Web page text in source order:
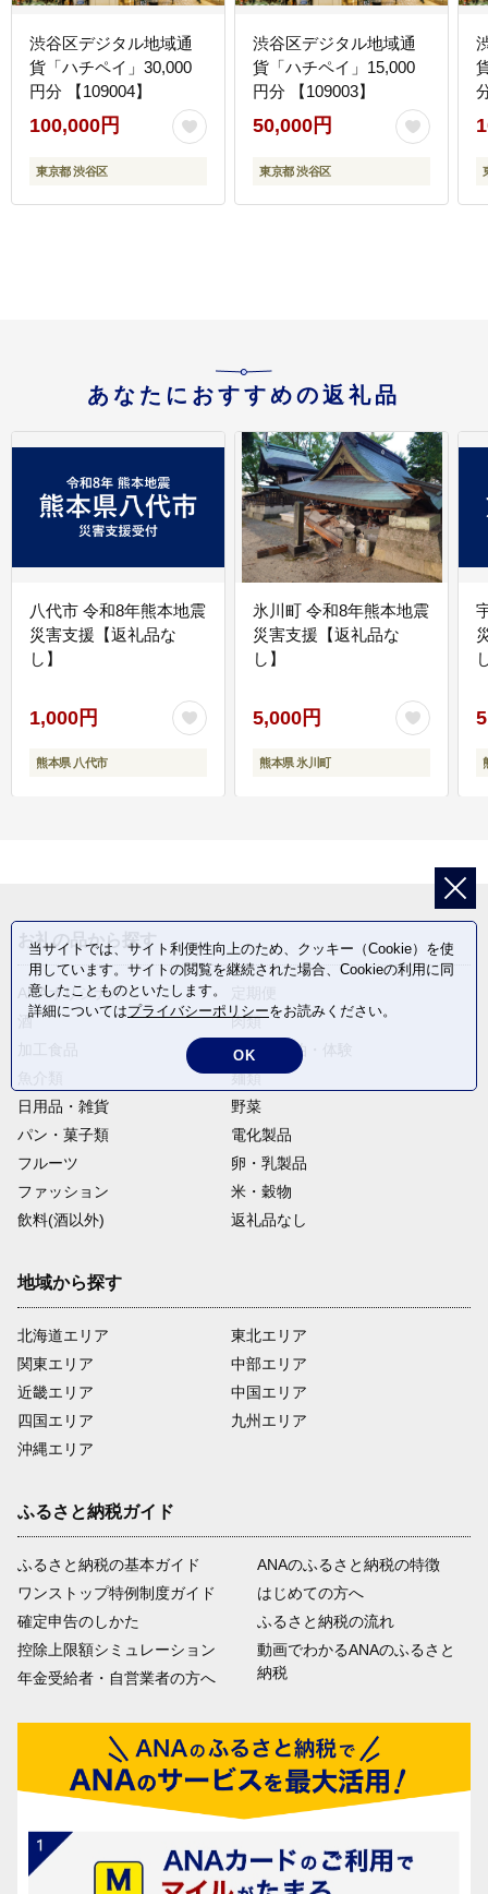
渋谷区デジタル地域通
貨「ハチペイ」30,000
円分 【109004】
100,000円
東京都 渋谷区
渋谷区デジタル地域通
貨「ハチペイ」15,000
円分 【109003】
50,000円
東京都 渋谷区
あなたにおすすめの返礼品
八代市 令和8年熊本地震
災害支援【返礼品な
し】
1,000円
熊本県 八代市
氷川町 令和8年熊本地震
災害支援【返礼品な
し】
5,000円
熊本県 氷川町
お礼の品から探す
ANAオリジナル
酒
肉類
旅行・宿泊・体験
麺類
日用品・雑貨
野菜
パン・菓子類
電化製品
フルーツ
卵・乳製品
ファッション
米・穀物
飲料(酒以外)
返礼品なし
地域から探す
北海道エリア
関東エリア
近畿エリア
四国エリア
沖縄エリア
東北エリア
中部エリア
中国エリア
九州エリア
ふるさと納税ガイド
ふるさと納税の基本ガイド
ワンストップ特例制度ガイド
確定申告のしかた
控除上限額シミュレーション
年金受給者・自営業者の方へ
ANAのふるさと納税の特徴
はじめての方へ
ふるさと納税の流れ
動画でわかるANAのふるさと
納税
当サイトでは、サイト利便性向上のため、クッキー（Cookie）を使
用しています。サイトの閲覧を継続された場合、Cookieの利用に同
意したことものといたします。
詳細についてはプライバシーポリシーをお読みください。
OK